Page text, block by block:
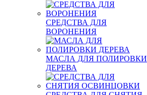
СРЕДСТВА ДЛЯ
ВОРОНЕНИЯ
МАСЛА ДЛЯ ПОЛИРОВКИ
ДЕРЕВА